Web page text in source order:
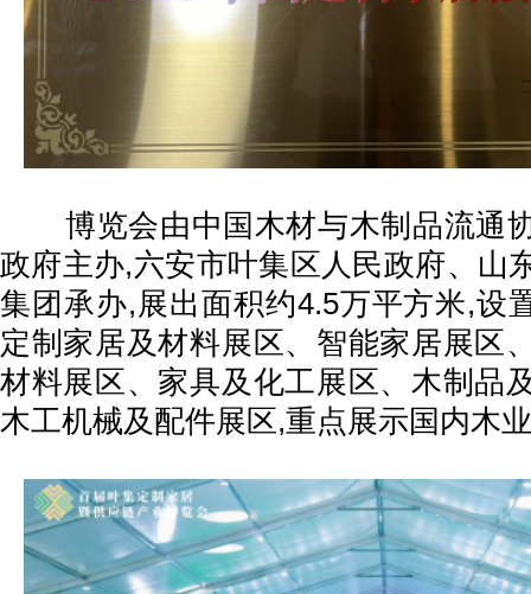
博览会由中国木材与木制品流通
政府主办,六安市叶集区人民政府、山
集团承办,展出面积约4.5万平方米,设
定制家居及材料展区、智能家居展区
材料展区、家具及化工展区、木制品
木工机械及配件展区,重点展示国内木